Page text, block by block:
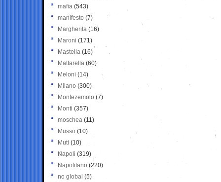
mafia (543)
manifesto (7)
Margherita (16)
Maroni (171)
Mastella (16)
Mattarella (60)
Meloni (14)
Milano (300)
Montezemolo (7)
Monti (357)
moschea (11)
Musso (10)
Muti (10)
Napoli (319)
Napolitano (220)
no global (5)